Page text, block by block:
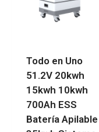
Todo en Uno
51.2V 20kwh
15kwh 10kwh
700Ah ESS
Batería Apilable